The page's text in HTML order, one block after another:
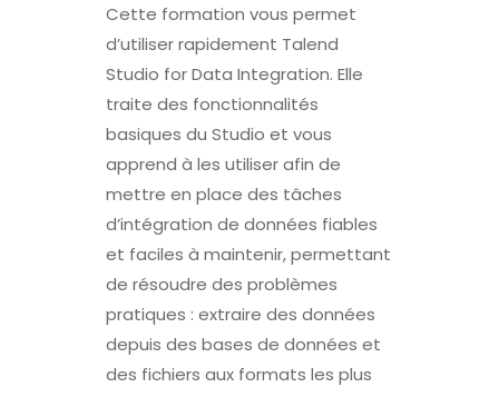
Cette formation vous permet
d’utiliser rapidement Talend
Studio for Data Integration. Elle
traite des fonctionnalités
basiques du Studio et vous
apprend à les utiliser afin de
mettre en place des tâches
d’intégration de données fiables
et faciles à maintenir, permettant
de résoudre des problèmes
pratiques : extraire des données
depuis des bases de données et
des fichiers aux formats les plus